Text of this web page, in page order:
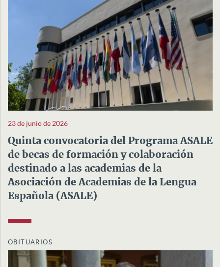
23 de junio de 2026
Quinta convocatoria del Programa ASALE
de becas de formación y colaboración
destinado a las academias de la
Asociación de Academias de la Lengua
Española (ASALE)
OBITUARIOS